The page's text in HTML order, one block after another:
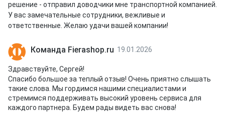
решение - отправил доводчики мне транспортной компанией.
У вас замечательные сотрудники, вежливые и
ответственные. Желаю удачи вашей компании!
Команда Fierashop.ru 19.01.2026
Здравствуйте, Сергей!
Спасибо большое за теплый отзыв! Очень приятно слышать
такие слова. Мы гордимся нашими специалистами и
стремимся поддерживать высокий уровень сервиса для
каждого партнера. Будем рады видеть вас снова!